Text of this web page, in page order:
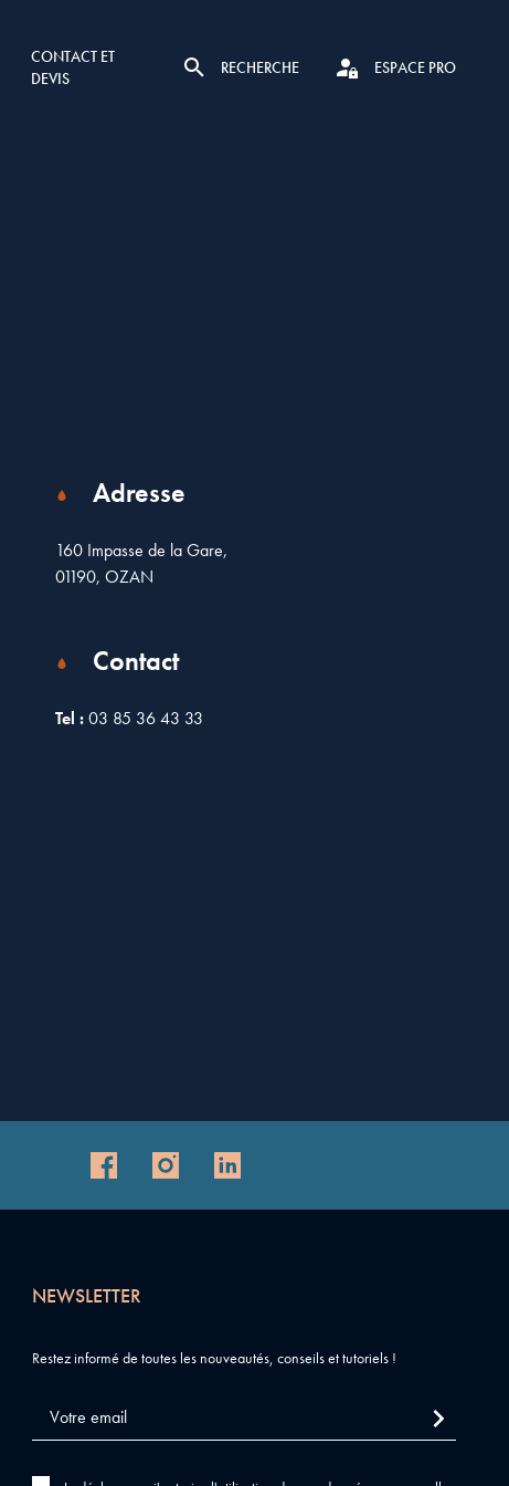
CONTACT ET
DEVIS
RECHERCHE ESPACE PRO
Adresse
160 Impasse de la Gare,
01190, OZAN
Contact
Tel : 03 85 36 43 33
NEWSLETTER
Restez informé de toutes les nouveautés, conseils et tutoriels !